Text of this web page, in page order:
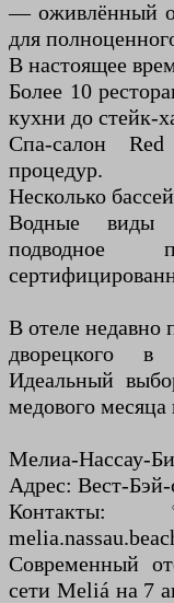
— оживлённый
для
В настоящее
Более 10
кухни до стейк-
Спа-салон
процедур.
Несколько
Водные виды
подводное
В отеле недавно
дворецкого в
Идеальный
медового
Мелиа-Нассау-
Адрес: Вест-
Современный
сети Meliá на 7